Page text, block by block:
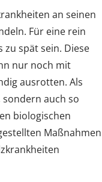
an seinen
Für eine rein
spät sein. Diese
nur noch mit
ausrotten. Als
auch so
biologischen
Maßnahmen